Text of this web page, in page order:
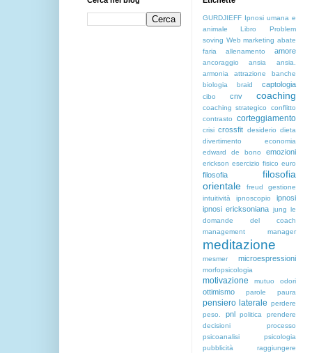
GURDJIEFF Ipnosi umana e
animale
Libro
Problem
soving Web marketing abate
faria
allenamento amore
ancoraggio ansia
ansia.
armonia
attrazione
banche
biologia
braid captologia
cibo cnv coaching
coaching strategico
conflitto
contrasto
corteggiamento
crisi crossfit desiderio dieta
divertimento
economia
edward de bono
emozioni
erickson esercizio fisico euro
filosofia
filosofia
orientale
freud
gestione
intuitività
ipnoscopio
ipnosi
ipnosi ericksoniana jung le
domande del coach
management
manager
meditazione
mesmer microespressioni
morfopsicologia
motivazione mutuo odori
ottimismo parole paura
pensiero laterale perdere
peso.
pnl politica
prendere
decisioni
processo
psicoanalisi
psicologia
pubblicità
raggiungere